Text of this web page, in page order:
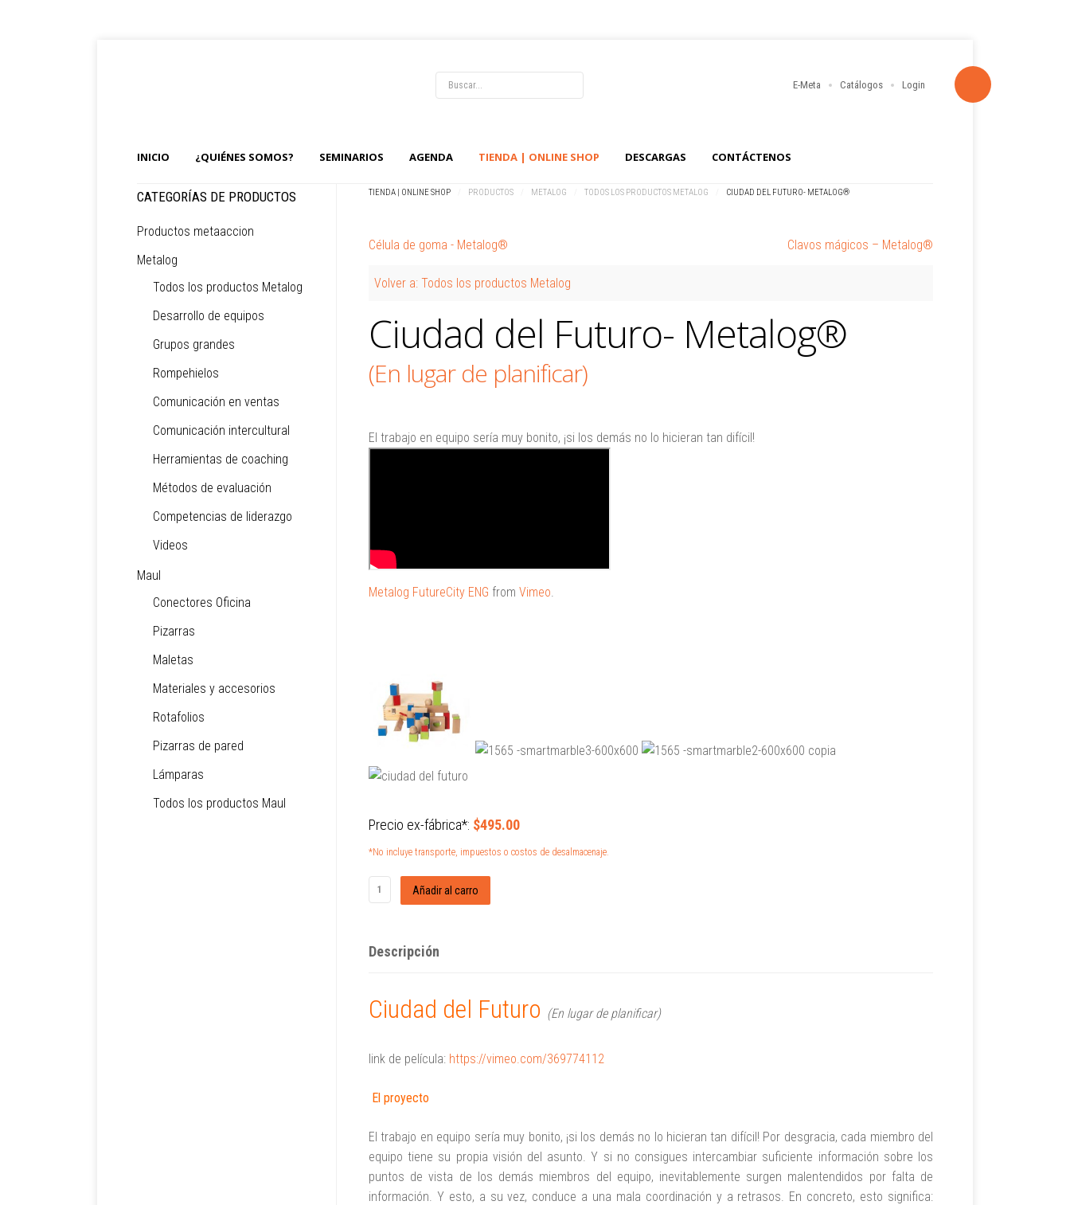
E-Meta Catálogos Login
INICIO ¿QUIÉNES SOMOS? SEMINARIOS AGENDA TIENDA | ONLINE SHOP DESCARGAS CONTÁCTENOS
TIENDA | ONLINE SHOP PRODUCTOS METALOG TODOS LOS PRODUCTOS METALOG CIUDAD DEL FUTURO- METALOG®
Célula de goma - Metalog® Clavos mágicos – Metalog®
Volver a: Todos los productos Metalog
Ciudad del Futuro- Metalog®
(En lugar de planificar)
El trabajo en equipo sería muy bonito, ¡si los demás no lo hicieran tan difícil!
Metalog FutureCity ENG from Vimeo.
Precio ex-fábrica*: $495.00
*No incluye transporte, impuestos o costos de desalmacenaje.
Descripción
Ciudad del Futuro (En lugar de planificar)
link de película: https://vimeo.com/369774112
El proyecto
El trabajo en equipo sería muy bonito, ¡si los demás no lo hicieran tan difícil! Por desgracia, cada miembro del
equipo tiene su propia visión del asunto. Y si no consigues intercambiar suficiente información sobre los
puntos de vista de los demás miembros del equipo, inevitablemente surgen malentendidos por falta de
información. Y esto, a su vez, conduce a una mala coordinación y a retrasos. En concreto, esto significa:
CATEGORÍAS DE PRODUCTOS
Productos metaaccion
Metalog
Todos los productos Metalog
Desarrollo de equipos
Grupos grandes
Rompehielos
Comunicación en ventas
Comunicación intercultural
Herramientas de coaching
Métodos de evaluación
Competencias de liderazgo
Videos
Maul
Conectores Oficina
Pizarras
Maletas
Materiales y accesorios
Rotafolios
Pizarras de pared
Lámparas
Todos los productos Maul
Recuérdeme
¿Recordar usuario? ¿Recordar contraseña?